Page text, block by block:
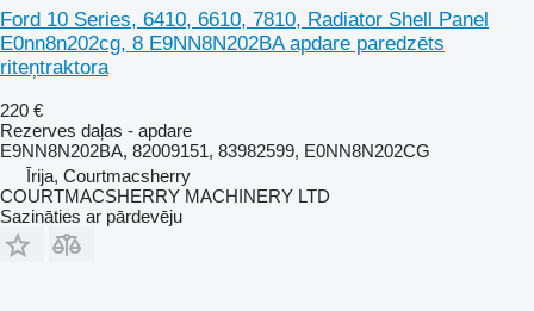
Ford 10 Series, 6410, 6610, 7810, Radiator Shell Panel
E0nn8n202cg, 8 E9NN8N202BA apdare paredzēts
riteņtraktora
220 €
Rezerves daļas - apdare
E9NN8N202BA, 82009151, 83982599, E0NN8N202CG
Īrija, Courtmacsherry
COURTMACSHERRY MACHINERY LTD
Sazināties ar pārdevēju